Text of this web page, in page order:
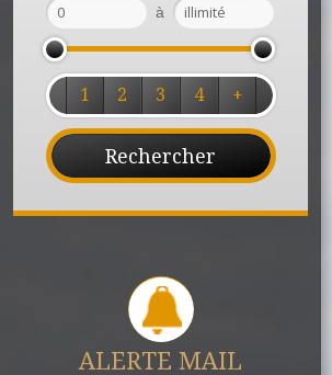
à
1 2 3 4 +
ALERTE MAIL